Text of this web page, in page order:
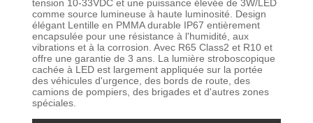
tension 10-33VDC et une puissance élevée de 3W/LED
comme source lumineuse à haute luminosité. Design
élégant Lentille en PMMA durable IP67 entièrement
encapsulée pour une résistance à l'humidité, aux
vibrations et à la corrosion. Avec R65 Class2 et R10 et
offre une garantie de 3 ans. La lumière stroboscopique
cachée à LED est largement appliquée sur la portée
des véhicules d'urgence, des bords de route, des
camions de pompiers, des brigades et d'autres zones
spéciales.